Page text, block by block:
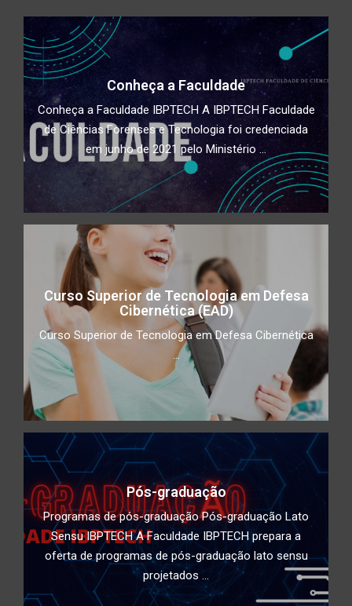
Conheça a Faculdade
Conheça a Faculdade IBPTECH A IBPTECH Faculdade
de Ciências Forenses e Tecnologia foi credenciada
em junho de 2021 pelo Ministério ...
Curso Superior de Tecnologia em Defesa
Cibernética (EAD)
Curso Superior de Tecnologia em Defesa Cibernética
...
Pós-graduação
Programas de pós-graduação Pós-graduação Lato
Sensu IBPTECH A Faculdade IBPTECH prepara a
oferta de programas de pós-graduação lato sensu
projetados ...